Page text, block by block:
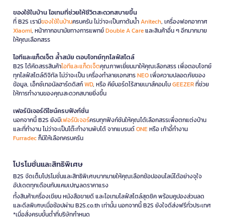
ของใช้ในบ้าน ไอเทมที่ช่วยให้ชีวิตสะดวกสบายขึ้น
ที่ B2S เรามีของใช้ในบ้านครบครัน ไม่ว่าจะเป็นกาต้มน้ำAnitech, เครื่องฟอกอากาศ
Xiaomi, หน้ากากอนามัยทางการแพทย์Double A Careและสินค้าอื่น ๆ อีกมากมาย
ให้คุณเลือกสรร
ไอทีและแก็ดเจ็ต ล้ำสมัย ตอบโจทย์ทุกไลฟ์สไตล์
B2S ได้คัดสรรสินค้าไอทีและแก็ดเจ็ตคุณภาพเยี่ยมมาให้คุณเลือกสรร เพื่อตอบโจทย์
ทุกไลฟ์สไตล์ดิจิทัล ไม่ว่าจะเป็น เครื่องทำลายเอกสารNEOเพื่อความปลอดภัยของ
ข้อมูล, เอ็กซ์เทอนัลฮาร์ดดิสก์WD, หรือ คีย์บอร์ดไร้สายเมาส์คอมโบGEEZERที่ช่วย
ให้การทำงานของคุณสะดวกสบายยิ่งขึ้น
เฟอร์นิเจอร์ดีไซน์ครบฟังก์ชั่น
นอกจากนี้ B2S ยังมีเฟอร์นิเจอร์ครบทุกฟังก์ชันให้คุณได้เลือกสรรเพื่อตกแต่งบ้าน
และที่ทำงาน ไม่ว่าจะเป็นโต๊ะทำงานพับได้ จากแบรนด์ONEหรือ เก้าอี้ทำงาน
Furradecก็มีให้เลือกครบครัน
โปรโมชั่นและสิทธิพิเศษ
B2S จัดเต็มโปรโมชั่นและสิทธิพิเศษมากมายให้คุณเลือกช้อปออนไลน์ได้อย่างจุใจ
อัปเดตทุกเดือนกับแคมเปญลดราคาแรง
ทั้งสินค้าเครื่องเขียน หนังสือขายดี และไอเทมไลฟ์สไตล์สุดชิค พร้อมคูปองส่วนลด
และดีลพิเศษเมื่อช้อปผ่าน B2S.co.th เท่านั้น นอกจากนี้ B2S ยังใจดีส่งฟรีทั่วประเทศ
*เมื่อสั่งครบขั้นต่ำที่บริษัทกำหนด